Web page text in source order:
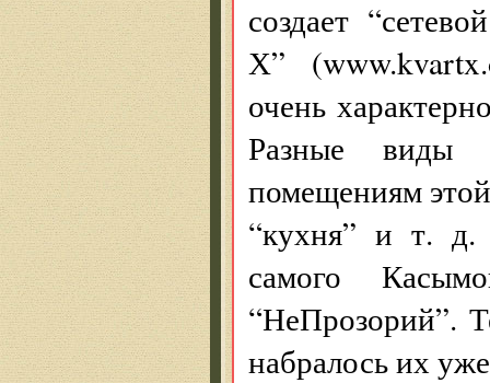
создает
Х”
очень
Разные виды
помещениям
“кухня” и т. д.
самого
“НеПрозорий”.
набралось их